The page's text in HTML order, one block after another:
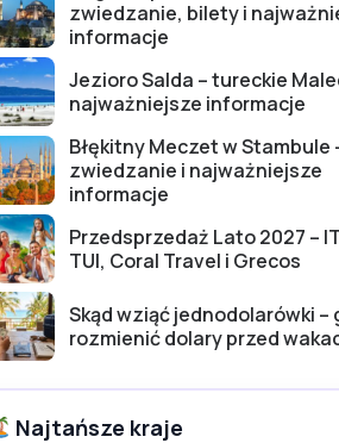
zwiedzanie, bilety i
informacje
Jezioro Salda – tureckie
najważniejsze informacje
Błękitny Meczet w Stambule
zwiedzanie i najważniejsze
informacje
Przedsprzedaż Lato 2027 –
TUI, Coral Travel i Grecos
Skąd wziąć jednodolarówki –
rozmienić dolary przed
Najtańsze kraje